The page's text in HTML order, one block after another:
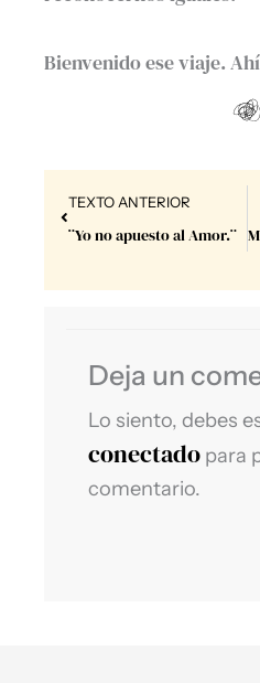
Bienvenido ese viaje.
Prev
TEXTO ANTERIOR
¨Yo no apuesto al Amor.¨
Deja un
Lo siento, debes
conectado para
comentario.